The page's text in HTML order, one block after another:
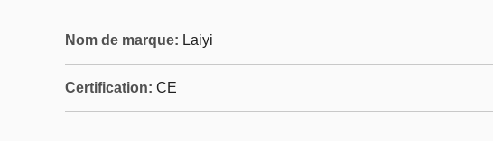
Nom de marque: Laiyi
Certification: CE